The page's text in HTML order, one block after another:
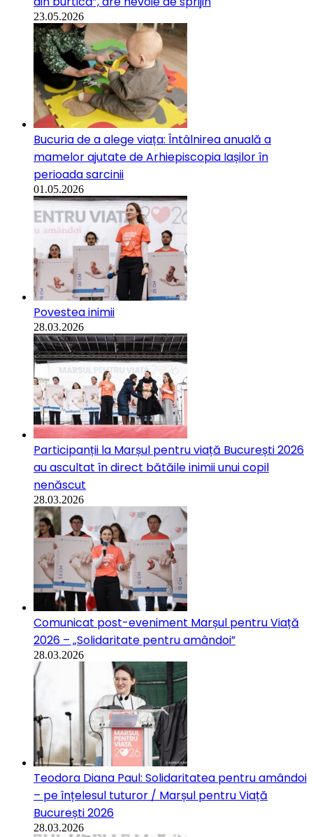
23.05.2026
Bucuria de a alege viața: Întâlnirea anuală a
mamelor ajutate de Arhiepiscopia Iașilor în
perioada sarcinii
01.05.2026
Povestea inimii
28.03.2026
Participanții la Marșul pentru viață București 2026
au ascultat în direct bătăile inimii unui copil
nenăscut
28.03.2026
Comunicat post-eveniment Marșul pentru Viață
2026 – „Solidaritate pentru amândoi”
28.03.2026
Teodora Diana Paul: Solidaritatea pentru amândoi
– pe înțelesul tuturor / Marșul pentru Viață
București 2026
28.03.2026